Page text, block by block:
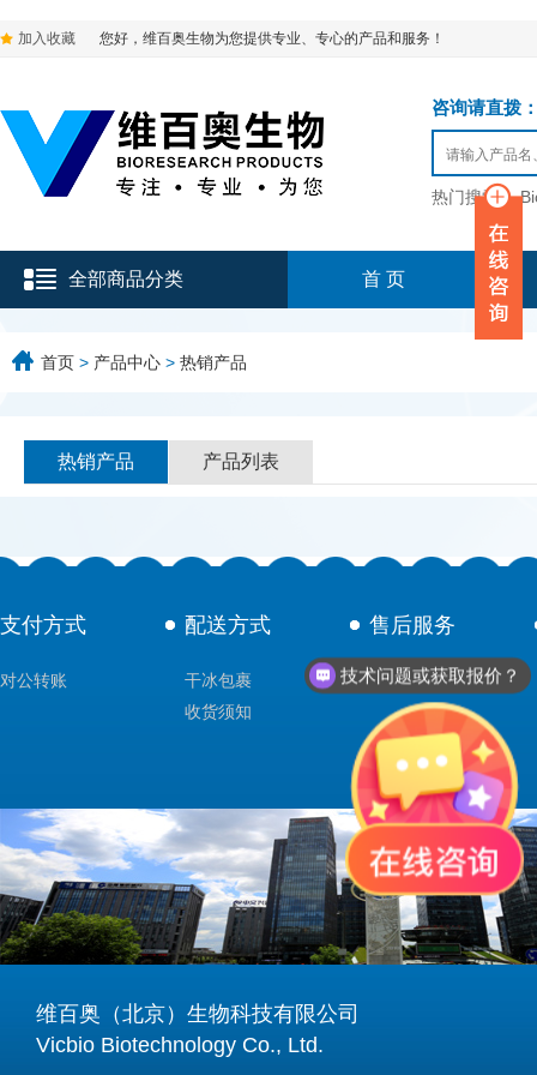
加入收藏 您好，维百奥生物为您提供专业、专心的产品和服务！
咨询请直拨
热门搜索：
全部商品分类 首 页
首页 > 产品中心 > 热销产品
热销产品 产品列表
支付方式
对公转账
配送方式
干冰包裹
收货须知
售后服务
技术支持
维百奥（北京）生物科技有限公司
Vicbio Biotechnology Co., Ltd.
技术问题或获取报价？